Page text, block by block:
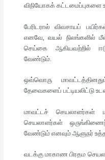
விநியோகக் கட்டமைப்புகளை
பேரிடரால் விவசாயப்
எனவே, வயல் நிலங்களில்
செய்கை ஆகியவற்றில்
வேண்டும்.
ஒவ்வொரு
தேவைகளைப் பட்டியலிட்டு
மாவட்டச் செயலாளர்கள்
செயலாளர்கள்
வேண்டும் எனவும் ஆளுநர்
வடக்கு மாகாண பிரதம